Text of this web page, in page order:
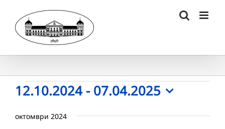
content
Събития
12.10.2024 - 07.04.2025
date.
октомври 2024